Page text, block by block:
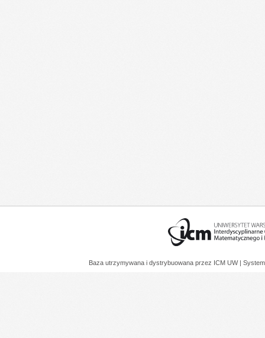
Baza utrzymywana i dystrybuowana przez ICM UW |